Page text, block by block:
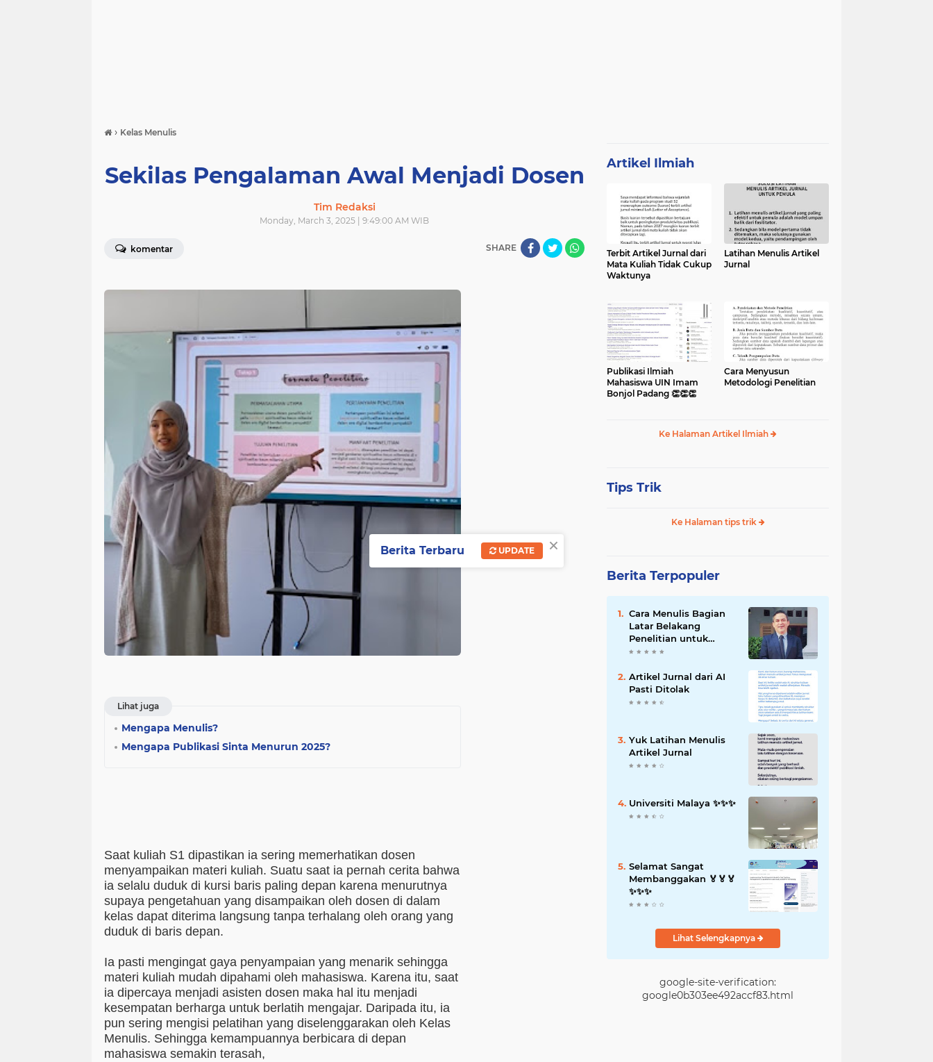
› Kelas Menulis
Sekilas Pengalaman Awal Menjadi Dosen
Tim Redaksi
Monday, March 3, 2025 | 9:49:00 AM WIB
komentar SHARE
Lihat juga
Mengapa Menulis?
Mengapa Publikasi Sinta Menurun 2025?
Saat kuliah S1 dipastikan ia sering memerhatikan dosen
menyampaikan materi kuliah. Suatu saat ia pernah cerita bahwa
ia selalu duduk di kursi baris paling depan karena menurutnya
supaya pengetahuan yang disampaikan oleh dosen di dalam
kelas dapat diterima langsung tanpa terhalang oleh orang yang
duduk di baris depan.
Ia pasti mengingat gaya penyampaian yang menarik sehingga
materi kuliah mudah dipahami oleh mahasiswa. Karena itu, saat
ia dipercaya menjadi asisten dosen maka hal itu menjadi
kesempatan berharga untuk berlatih mengajar. Daripada itu, ia
pun sering mengisi pelatihan yang diselenggarakan oleh Kelas
Menulis. Sehingga kemampuannya berbicara di depan
mahasiswa semakin terasah,
Artikel Ilmiah
Terbit Artikel Jurnal dari
Mata Kuliah Tidak Cukup
Waktunya
Latihan Menulis Artikel
Jurnal
Publikasi Ilmiah
Mahasiswa UIN Imam
Bonjol Padang 👏👏👏
Cara Menyusun
Metodologi Penelitian
Ke Halaman Artikel Ilmiah
Tips Trik
Ke Halaman tips trik
Berita Terpopuler
Cara Menulis Bagian
Latar Belakang
Penelitian untuk
Proposal Skripsi
Artikel Jurnal dari AI
Pasti Ditolak
Yuk Latihan Menulis
Artikel Jurnal
Universiti Malaya ✨️✨️✨️
Selamat Sangat
Membanggakan 🏅🏅🏅
✨️✨️✨️
Lihat Selengkapnya
google-site-verification:
google0b303ee492accf83.html
×
Berita Terbaru UPDATE